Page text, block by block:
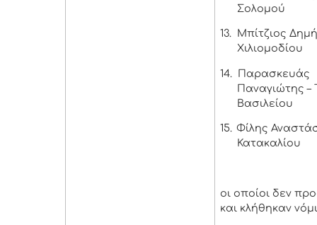
Σολομού
13.
Μπίτζιος
Χιλιομοδίου
14.
Παρασκευάς
Παναγιώτης –
Βασιλείου
15. Φίλης
Κατακαλίου
οι οποίοι δεν
και κλήθηκαν